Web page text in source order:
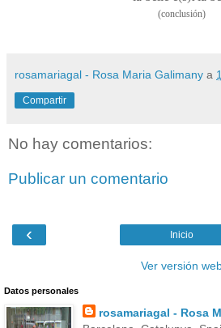
(conclusión)
rosamariagal - Rosa Maria Galimany a
Compartir
No hay comentarios:
Publicar un comentario
‹ Inicio
Ver versión
Datos personales
rosamariagal - Rosa